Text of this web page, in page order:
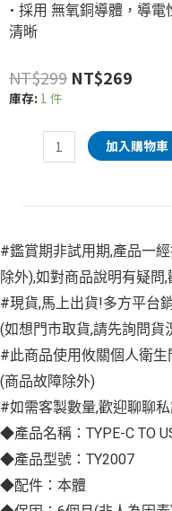
• 採用 無氧銅導體，導
清晰
NT$299 NT$269
庫存: 1 件
加入購物車
#鑑賞期非試用期,產品一
除外),如對商品說明有疑問
#現貨,馬上出貨!多方平台
(如想門市取貨,請先詢問貨
#此商品使用攸關個人衛
(商品故障除外)
#如需客製數量,歡迎聊聊
◆產品名稱：TYPE-C TO
◆產品型號：TY2007
◆配件：本體